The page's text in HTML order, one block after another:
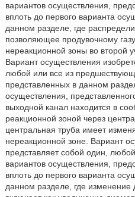
вариантов осуществления,
вплоть до первого варианта
данном разделе, где
позволяющее продувочному газу
нереакционной зоны во второй
Вариант осуществления
любой или все из
представленных в данном
осуществления,
выходной канал находится в
реакционной зоной через
центральная труба имеет
нереакционной зоне. Вариант
представляет собой один,
вариантов осуществления,
вплоть до первого варианта
данном разделе, где